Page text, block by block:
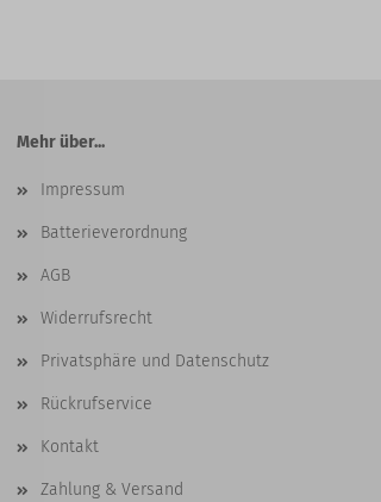
Mehr über...
Impressum
Batterieverordnung
AGB
Widerrufsrecht
Privatsphäre und Datenschutz
Rückrufservice
Kontakt
Zahlung & Versand